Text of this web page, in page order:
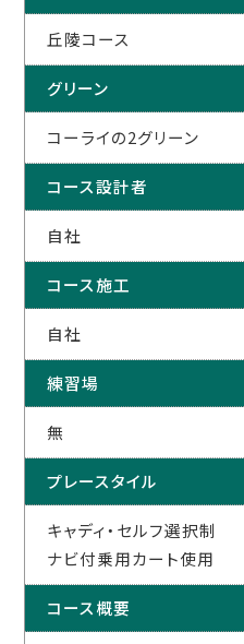
丘陵コース
グリーン
コーライの2グリーン
コース設計者
自社
コース施工
自社
練習場
無
プレースタイル
キャディ・セルフ選択制
ナビ付乗用カート使用
コース概要